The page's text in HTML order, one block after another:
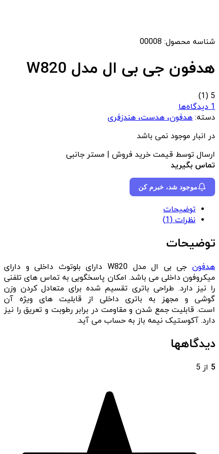
شناسه محصول: 00008
هدفون جی بی ال مدل W820
5
(1)
1 دیدگاه‌ها
دسته: هدفون، هدست، هندزفری
در انبار موجود نمی باشد
ارسال توسط قیمت خرید فروش | مستر جانبی
تماس بگیرید
موجود شد، خبرم کن
توضیحات
نظرات (1)
توضیحات
هدفون
جی بی ال مدل W820 دارای بلوتوث داخلی و دارای
میکروفون داخلی می باشد. امکان پاسخگویی به تماس های تلفنی
را نیز دارد. طراحی باتری تقسیم شده برای متعادل کردن وزن
گوشی و مجهز به باتری داخلی از قابلیت های ویژه آن
است. قابلیت جمع شدن و مقاومت در برابر رطوبت و تعریق را نیز
دارد. آکوستیک نیمه باز به حساب می آید.
دیدگاهها
5 از 5